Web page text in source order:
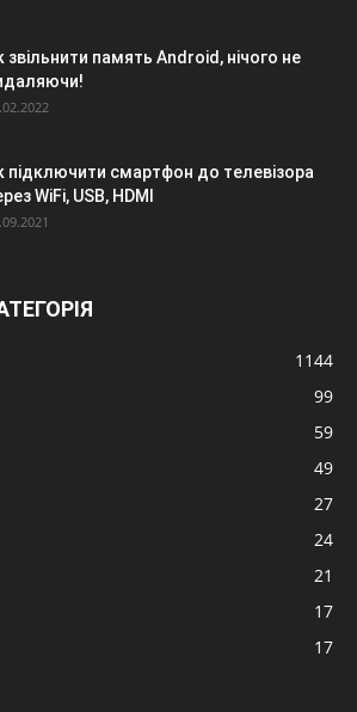
звільнити память Android, нічого не
підключити смартфон до телевізора
WiFi, USB, HDMI
1144
99
59
49
27
24
21
17
17